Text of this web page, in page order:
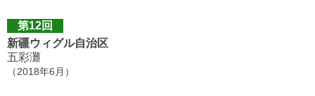
第12回
新疆ウィグル自治区
五彩灘
（2018年6月）